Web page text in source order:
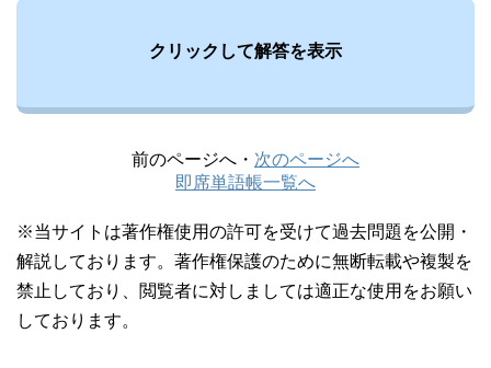
クリックして解答を表示
前のページへ・ 次のページへ
即席単語帳一覧へ
※当サイトは著作権使用の許可を受けて過去問題を公開・
解説しております。著作権保護のために無断転載や複製を
禁止しており、閲覧者に対しましては適正な使用をお願い
しております。